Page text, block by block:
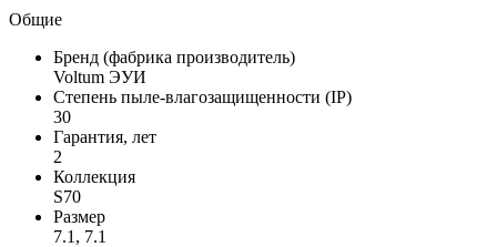
Общие
Бренд (фабрика производитель)
Voltum ЭУИ
Степень пыле-влагозащищенности (IP)
30
Гарантия, лет
2
Коллекция
S70
Размер
7.1, 7.1